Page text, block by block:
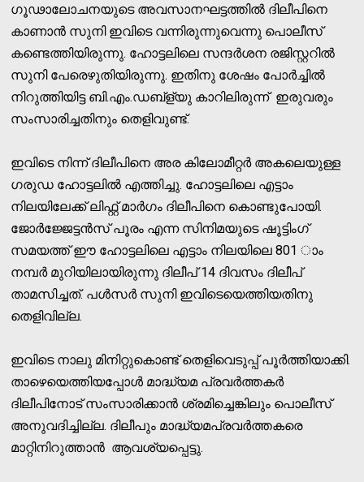
ഗൂഢാലോചനയുടെ അവസാനഘട്ടത്തില്‍ ദിലീപിനെ
കാണാന്‍ സുനി ഇവിടെ വന്നിരുന്നുവെന്നു പൊലീസ്
കണ്ടെത്തിയിരുന്നു. ഹോട്ടലിലെ സന്ദര്‍ശന രജിസ്റ്ററില്‍
സുനി പേരെഴുതിയിരുന്നു. ഇതിനു ശേഷം പോര്‍ച്ചില്‍
നിറുത്തിയിട്ട ബി.എം.ഡബ്‌ള്യു കാറിലിരുന്ന് ഇരുവരും
സംസാരിച്ചതിനും തെളിവുണ്ട്.
ഇവിടെ നിന്ന് ദിലീപിനെ അര കിലോമീറ്റര്‍ അകലെയുള്ള
ഗരുഡ ഹോട്ടലില്‍ എത്തിച്ചു. ഹോട്ടലിലെ എട്ടാം
നിലയിലേക്ക് ലിഫ്റ്റ് മാര്‍ഗം ദിലീപിനെ കൊണ്ടുപോയി.
ജോര്‍ജ്ജേട്ടന്‍സ് പൂരം എന്ന സിനിമയുടെ ഷൂട്ടിംഗ്
സമയത്ത് ഈ ഹോട്ടലിലെ എട്ടാം നിലയിലെ 801 ാം
നമ്പര്‍ മുറിയിലായിരുന്നു ദിലീപ് 14 ദിവസം ദിലീപ്
താമസിച്ചത്. പള്‍സര്‍ സുനി ഇവിടെയെത്തിയതിനു
തെളിവില്ല.
ഇവിടെ നാലു മിനിറ്റുകൊണ്ട് തെളിവെടുപ്പ് പൂര്‍ത്തിയാക്കി.
താഴെയെത്തിയപ്പോള്‍ മാദ്ധ്യമ പ്രവര്‍ത്തകര്‍
ദിലീപിനോട് സംസാരിക്കാന്‍ ശ്രമിച്ചെങ്കിലും പൊലീസ്
അനുവദിച്ചില്ല. ദിലീപും മാദ്ധ്യമപ്രവര്‍ത്തകരെ
മാറ്റിനിറുത്താന്‍ ആവശ്യപ്പെട്ടു.